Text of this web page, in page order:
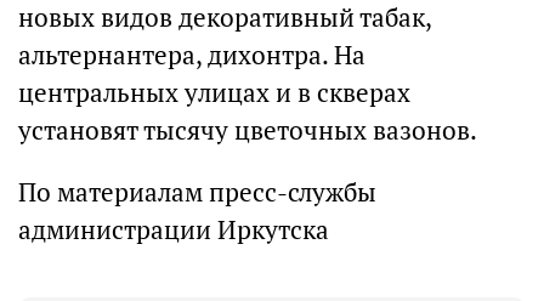
новых видов декоративный табак,
альтернантера, дихонтра. На
центральных улицах и в скверах
установят тысячу цветочных вазонов.
По материалам пресс-службы
администрации Иркутска